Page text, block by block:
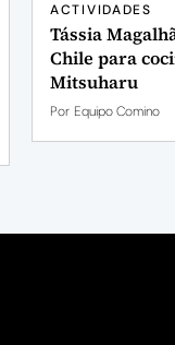
ACTIVIDADES
Tássia
Chile para
Mitsuharu
Por Equipo Comino